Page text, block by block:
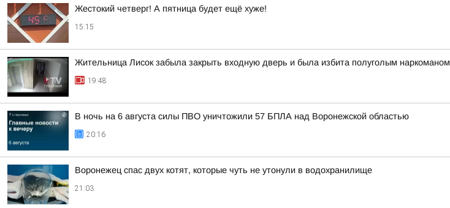
Жестокий четверг! А пятница будет ещё хуже!
15:15
Жительница Лисок забыла закрыть входную дверь и была избита полуголым наркоманом
19:48
В ночь на 6 августа силы ПВО уничтожили 57 БПЛА над Воронежской областью
20:16
Воронежец спас двух котят, которые чуть не утонули в водохранилище
21:03